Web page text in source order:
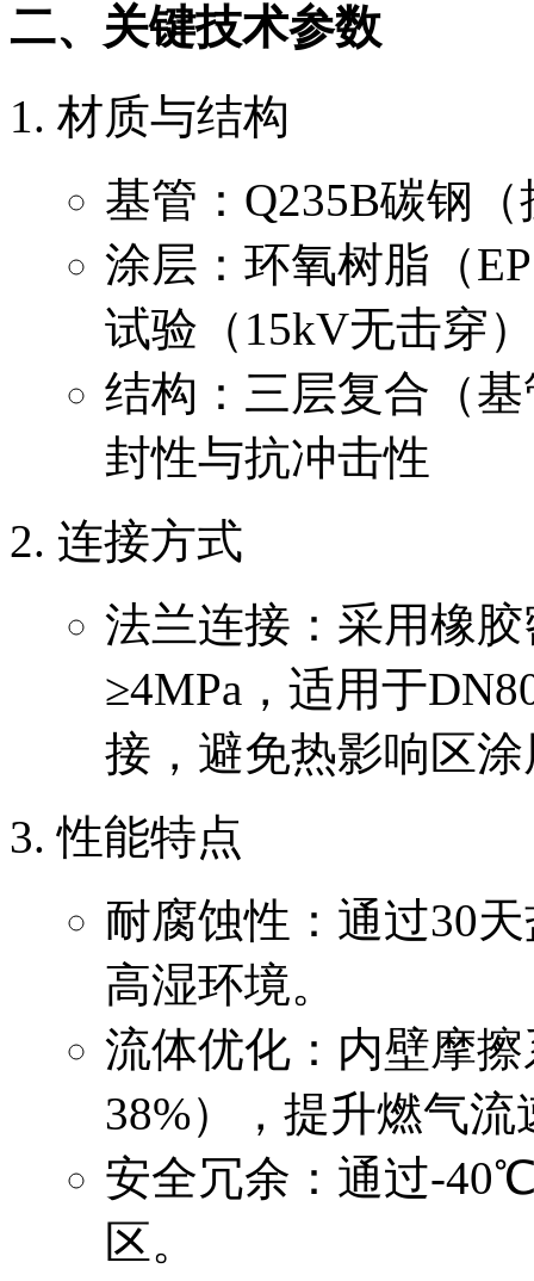
二、关键技术参数
材质与结构
基管：Q235B碳钢
涂层：环氧树脂（
试验（15kV无击穿）
结构：三层复合（
封性与抗冲击性
连接方式
法兰连接：采用橡
≥4MPa，适用于
接，避免热影响区
性能特点
耐腐蚀性：通过30
高湿环境。
流体优化：内壁摩
38%），提升燃气流
安全冗余：通过-
区。